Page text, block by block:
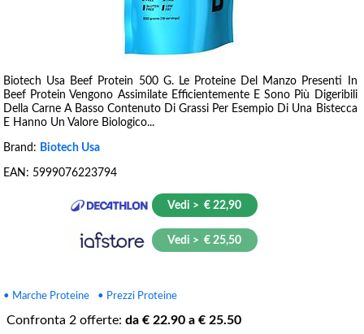
Biotech Usa Beef Protein 500 G. Le Proteine Del Manzo Presenti In
Beef Protein Vengono Assimilate Efficientemente E Sono Più Digeribili
Della Carne A Basso Contenuto Di Grassi Per Esempio Di Una Bistecca
E Hanno Un Valore Biologico...
Brand: Biotech Usa
EAN: 5999076223794
Vedi > € 22,90
Vedi > € 25,50
• Marche Proteine • Prezzi Proteine
Confronta 2 offerte: da € 22.90 a € 25.50